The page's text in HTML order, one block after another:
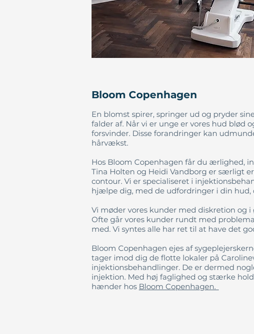
Bloom Copenhagen
En blomst spirer, springer ud og pryder
falder af. Når vi er unge er vores hud
forsvinder. Disse forandringer kan
hårvækst.
Hos Bloom Copenhagen får du ærlighed,
Tina Holten og Heidi Vandborg er særligt
contour. Vi er specialiseret i
hjælpe dig, med de udfordringer i din hud,
Vi møder vores kunder med diskretion og
Ofte går vores kunder rundt med
med. Vi syntes alle har ret til at have det
Bloom Copenhagen ejes af
tager imod dig de flotte lokaler på
injektionsbehandlinger. De er dermed
injektion. Med høj faglighed og stærke
hænder hos Bloom Copenhagen.